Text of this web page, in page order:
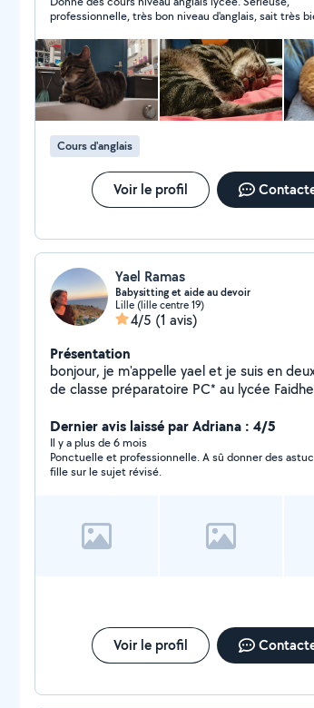
professionnelle, très bon niveau d'anglais, sait très
progresser. Je vous recommande vivement ses
personne fiable.
Cours d'anglais
Voir le profil
Yael Ramas
Babysitting et aide au devoir
Lille (lille centre 19)
4/5 (1 avis)
Présentation
bonjour, je m'appelle yael et je suis en
de classe préparatoire PC* au lycée
pour des gardes d'enfants et des
aider aussi avec des cours de sciences
prépa PC 1er année . De ce qui concerne
niveau B2 :) Je suis aussi très à l'aise avec
Dernier avis laissé par Adriana : 4/5
Il y a plus de 6 mois
Ponctuelle et professionnelle. A sû donner des
fille sur le sujet révisé.
Voir le profil